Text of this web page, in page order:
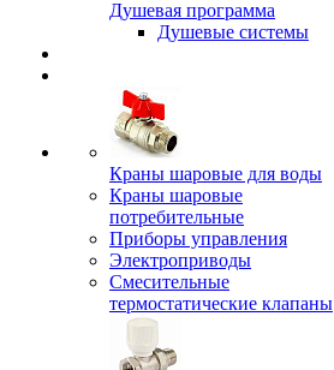
Душевая программа
Душевые системы
Краны шаровые для воды
Краны шаровые
потребительные
Приборы управления
Электроприводы
Смесительные
термостатические клапаны